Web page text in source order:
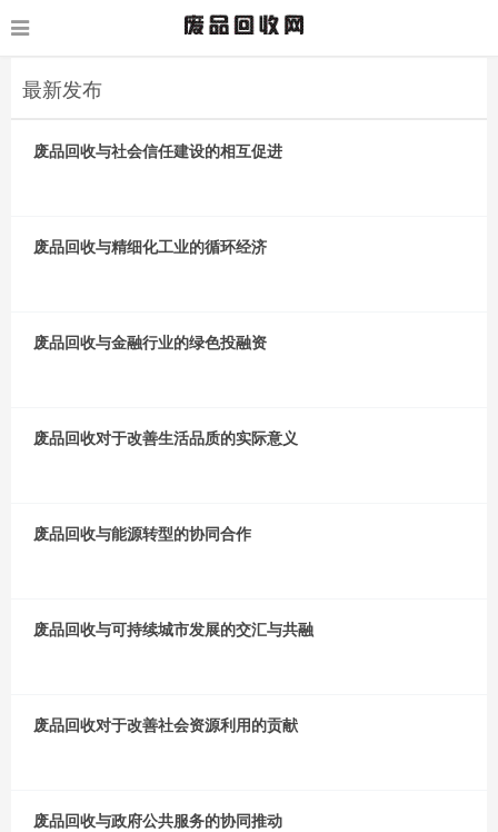
最新发布
废品回收与社会信任建设的相互促进
废品回收与精细化工业的循环经济
废品回收与金融行业的绿色投融资
废品回收对于改善生活品质的实际意义
废品回收与能源转型的协同合作
废品回收与可持续城市发展的交汇与共融
废品回收对于改善社会资源利用的贡献
废品回收与政府公共服务的协同推动